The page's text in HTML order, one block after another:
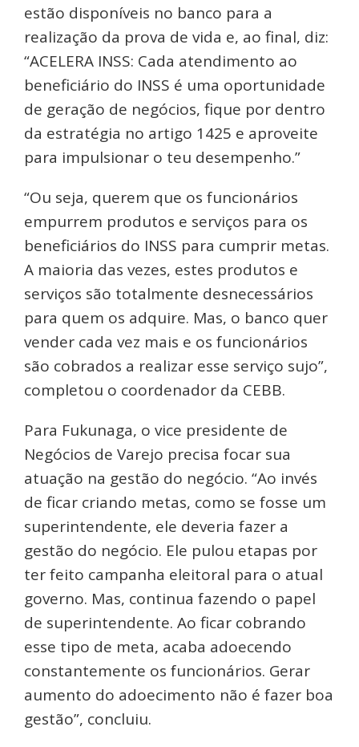
estão disponíveis no banco para a
realização da prova de vida e, ao final, diz:
“ACELERA INSS: Cada atendimento ao
beneficiário do INSS é uma oportunidade
de geração de negócios, fique por dentro
da estratégia no artigo 1425 e aproveite
para impulsionar o teu desempenho.”
“Ou seja, querem que os funcionários
empurrem produtos e serviços para os
beneficiários do INSS para cumprir metas.
A maioria das vezes, estes produtos e
serviços são totalmente desnecessários
para quem os adquire. Mas, o banco quer
vender cada vez mais e os funcionários
são cobrados a realizar esse serviço sujo”,
completou o coordenador da CEBB.
Para Fukunaga, o vice presidente de
Negócios de Varejo precisa focar sua
atuação na gestão do negócio. “Ao invés
de ficar criando metas, como se fosse um
superintendente, ele deveria fazer a
gestão do negócio. Ele pulou etapas por
ter feito campanha eleitoral para o atual
governo. Mas, continua fazendo o papel
de superintendente. Ao ficar cobrando
esse tipo de meta, acaba adoecendo
constantemente os funcionários. Gerar
aumento do adoecimento não é fazer boa
gestão”, concluiu.